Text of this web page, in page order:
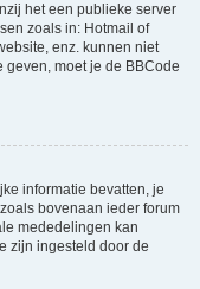
het een publieke server
zoals in: Hotmail of
enz. kunnen niet
moet je de BBCode
informatie bevatten, je
bovenaan ieder forum
mededelingen kan
zijn ingesteld door de